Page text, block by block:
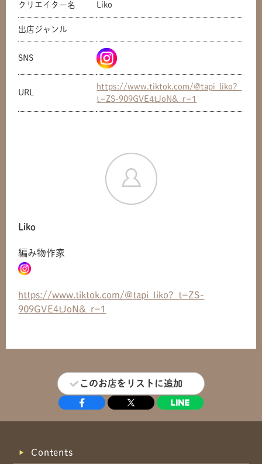
クリエイター名 Liko
出店ジャンル
SNS
URL
https://www.tiktok.com/@tapi_liko?_
t=ZS-909GVE4tJoN&_r=1
Liko
編み物作家
https://www.tiktok.com/@tapi_liko?_t=ZS-
909GVE4tJoN&_r=1
このお店をリストに追加
Contents